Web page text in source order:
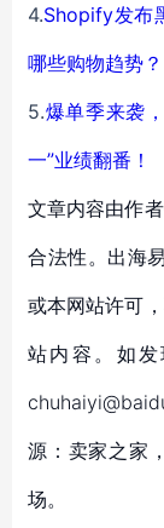
4.Shopify发布
哪些购物趋势？
5.爆单季来袭
一”业绩翻番！
文章内容由作
合法性。出海
或本网站许可
站内容。如
源：卖家之家
场。